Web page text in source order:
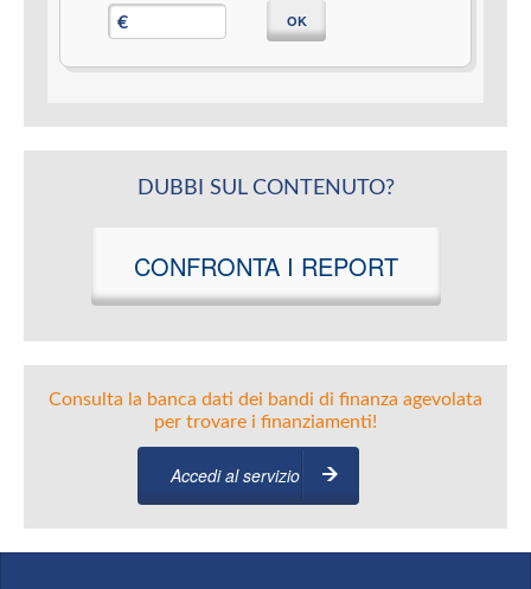
€ OK
DUBBI SUL CONTENUTO?
CONFRONTA I REPORT
Consulta la banca dati dei bandi di finanza agevolata
per trovare i finanziamenti!
Accedi al servizio